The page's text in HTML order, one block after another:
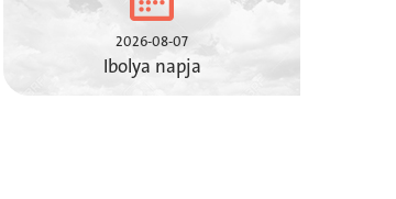
2026-08-07
Ibolya napja